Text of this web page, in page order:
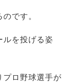
です。
ルを投げる姿
プロ野球選手が